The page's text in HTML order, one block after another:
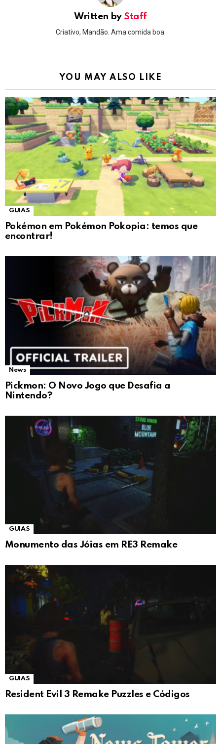
Written by Staff
Criativo, Mandão. Ama comida boa.
YOU MAY ALSO LIKE
GUIAS
Pokémon em Pokémon Pokopia: temos que
encontrar!
News
Pickmon: O Novo Jogo que Desafia a
Nintendo?
GUIAS
Monumento das Jóias em RE3 Remake
GUIAS
Resident Evil 3 Remake Puzzles e Códigos